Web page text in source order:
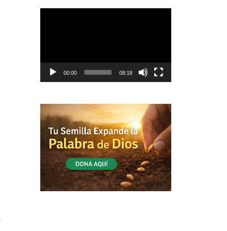
Reproductor
00:00 08:18